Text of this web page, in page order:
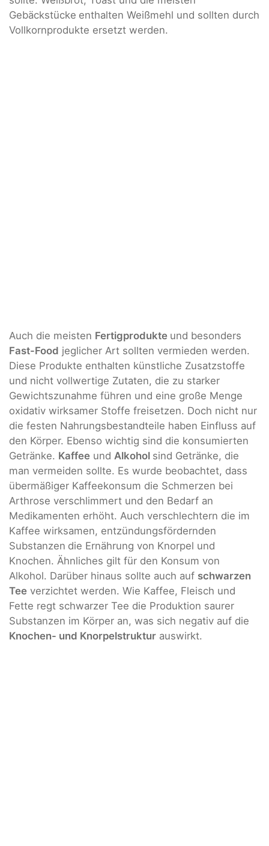
Gebäckstücke enthalten Weißmehl und sollten durch
Vollkornprodukte ersetzt werden.
Auch die meisten Fertigprodukte und besonders
Fast-Food jeglicher Art sollten vermieden werden.
Diese Produkte enthalten künstliche Zusatzstoffe
und nicht vollwertige Zutaten, die zu starker
Gewichtszunahme führen und eine große Menge
oxidativ wirksamer Stoffe freisetzen. Doch nicht nur
die festen Nahrungsbestandteile haben Einfluss auf
den Körper. Ebenso wichtig sind die konsumierten
Getränke. Kaffee und Alkohol sind Getränke, die
man vermeiden sollte. Es wurde beobachtet, dass
übermäßiger Kaffeekonsum die Schmerzen bei
Arthrose verschlimmert und den Bedarf an
Medikamenten erhöht. Auch verschlechtern die im
Kaffee wirksamen, entzündungsfördernden
Substanzen die Ernährung von Knorpel und
Knochen. Ähnliches gilt für den Konsum von
Alkohol. Darüber hinaus sollte auch auf schwarzen
Tee verzichtet werden. Wie Kaffee, Fleisch und
Fette regt schwarzer Tee die Produktion saurer
Substanzen im Körper an, was sich negativ auf die
Knochen- und Knorpelstruktur auswirkt.